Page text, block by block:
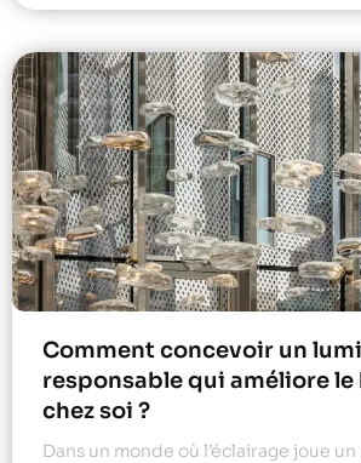
Comment concevoir un
responsable qui améliore
chez soi ?
Dans un monde où l’éclairage joue